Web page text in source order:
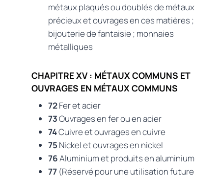
métaux plaqués ou doublés de métaux
précieux et ouvrages en ces matières ;
bijouterie de fantaisie ; monnaies
métalliques
CHAPITRE XV : MÉTAUX COMMUNS ET
OUVRAGES EN MÉTAUX COMMUNS
72Fer et acier
73Ouvrages en fer ou en acier
74Cuivre et ouvrages en cuivre
75 Nickel et ouvrages en nickel
76Aluminium et produits en aluminium
77 (Réservé pour une utilisation future